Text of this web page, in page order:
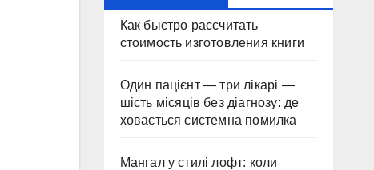
Как быстро рассчитать
стоимость изготовления книги
Один пацієнт — три лікарі —
шість місяців без діагнозу: де
ховається системна помилка
Мангал у стилі лофт: коли